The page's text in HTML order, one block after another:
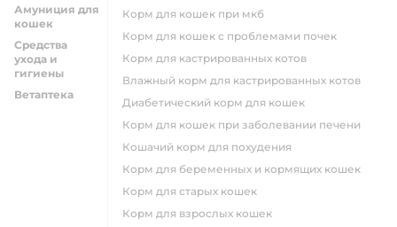
Амуниция для
кошек
Средства
ухода и
гигиены
Ветаптека
корм для кошек при мкб
корм для кошек с проблемами почек
Корм для кастрированных котов
влажный корм для кастрированных котов
диабетический корм для кошек
корм для кошек при заболевании печени
кошачий корм для похудения
корм для беременных и кормящих кошек
корм для старых кошек
корм для взрослых кошек